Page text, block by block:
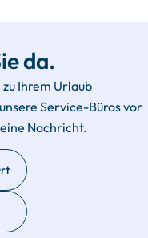
da.
zu Ihrem Urlaub
Service-Büros vor
Nachricht.